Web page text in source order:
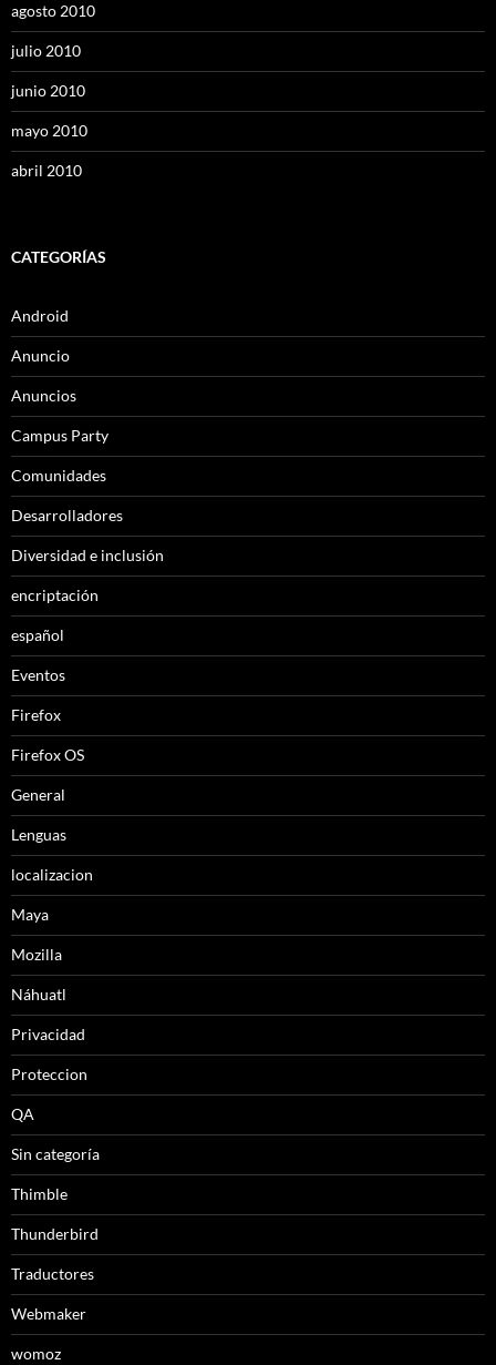
agosto 2010
julio 2010
junio 2010
mayo 2010
abril 2010
CATEGORÍAS
Android
Anuncio
Anuncios
Campus Party
Comunidades
Desarrolladores
Diversidad e inclusión
encriptación
español
Eventos
Firefox
Firefox OS
General
Lenguas
localizacion
Maya
Mozilla
Náhuatl
Privacidad
Proteccion
QA
Sin categoría
Thimble
Thunderbird
Traductores
Webmaker
womoz